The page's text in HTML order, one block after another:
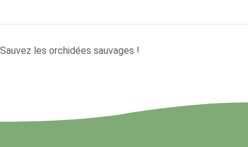
Sauvez les orchidées sauvages !